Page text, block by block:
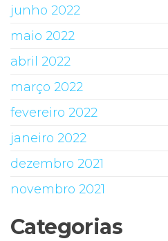
junho 2022
maio 2022
abril 2022
março 2022
fevereiro 2022
janeiro 2022
dezembro 2021
novembro 2021
Categorias